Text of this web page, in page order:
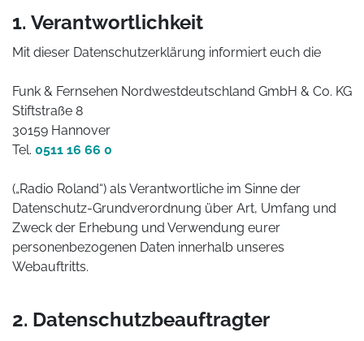
1. Verantwortlichkeit
Mit dieser Datenschutzerklärung informiert euch die
Funk & Fernsehen Nordwestdeutschland GmbH & Co. KG
Stiftstraße 8
30159 Hannover
Tel. 0511 16 66 0
(„Radio Roland“) als Verantwortliche im Sinne der
Datenschutz-Grundverordnung über Art, Umfang und
Zweck der Erhebung und Verwendung eurer
personenbezogenen Daten innerhalb unseres
Webauftritts.
2. Datenschutzbeauftragter